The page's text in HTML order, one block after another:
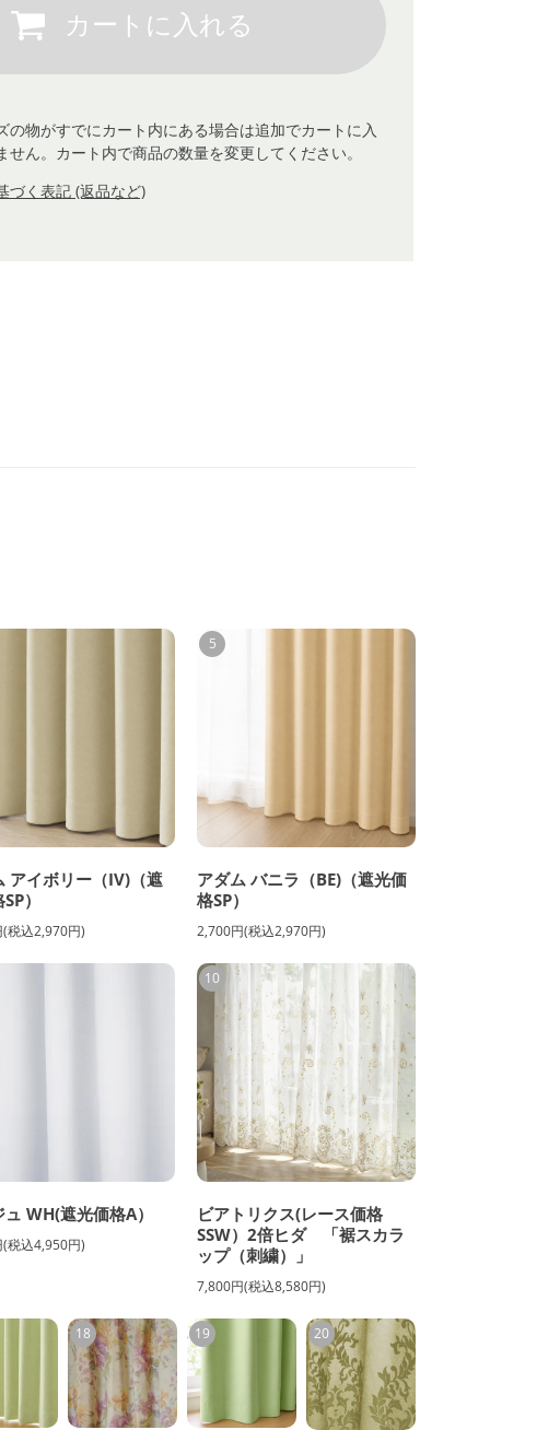
の物がすでにカート内にある場合は追加でカートに入
せん。カート内で商品の数量を変更してください。
づく表記 (返品など)
アイボリー（IV)（遮
）
税込2,970円)
5
アダム バニラ（BE)（遮光価
格SP）
2,700円(税込2,970円)
WH(遮光価格A）
税込4,950円)
10
ビアトリクス(レース価格
SSW）2倍ヒダ 「裾スカラ
ップ（刺繍）」
7,800円(税込8,580円)
18 19 20